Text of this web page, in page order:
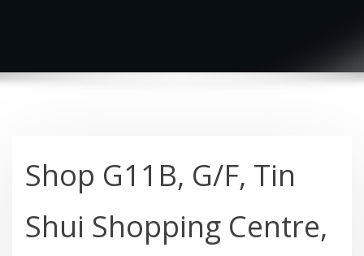
Shop G11B, G/F, Tin
Shui Shopping Centre,